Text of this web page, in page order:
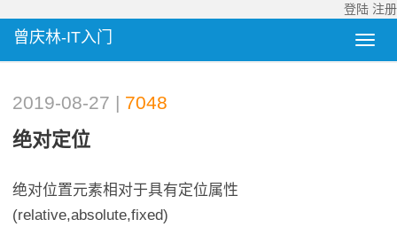
登陆 注册
曾庆林-IT入门
2019-08-27 | 7048
绝对定位
绝对位置元素相对于具有定位属性
(relative,absolute,fixed)